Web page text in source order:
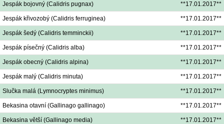
Jespák bojovný (Calidris pugnax) **17.01.2017**
Jespák křivozobý (Calidris ferruginea) **17.01.2017**
Jespák šedý (Calidris temminckii) **17.01.2017**
Jespák písečný (Calidris alba) **17.01.2017**
Jespák obecný (Calidris alpina) **17.01.2017**
Jespák malý (Calidris minuta) **17.01.2017**
Slučka malá (Lymnocryptes minimus) **17.01.2017**
Bekasina otavní (Gallinago gallinago) **17.01.2017**
Bekasina větší (Gallinago media) **17.01.2017**